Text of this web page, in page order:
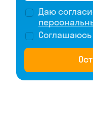
Даю
Соглашаюсь